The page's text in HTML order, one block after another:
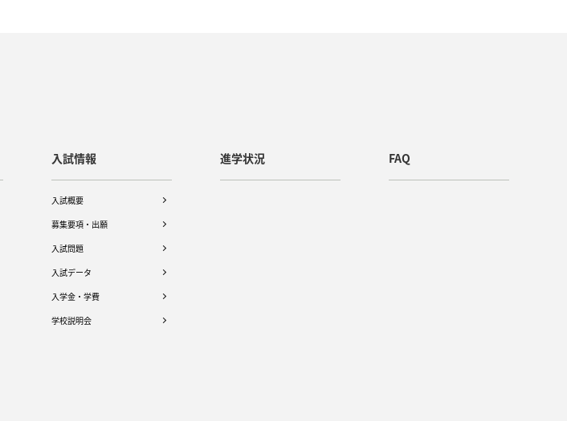
入試情報
入試概要
募集要項・出願
入試問題
入試データ
入学金・学費
学校説明会
進学状況 FAQ